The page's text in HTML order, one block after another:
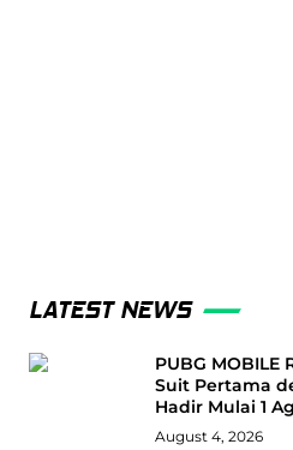
LATEST NEWS
PUBG MOBILE
Suit Pertama
Hadir Mulai 1
August 4, 2026